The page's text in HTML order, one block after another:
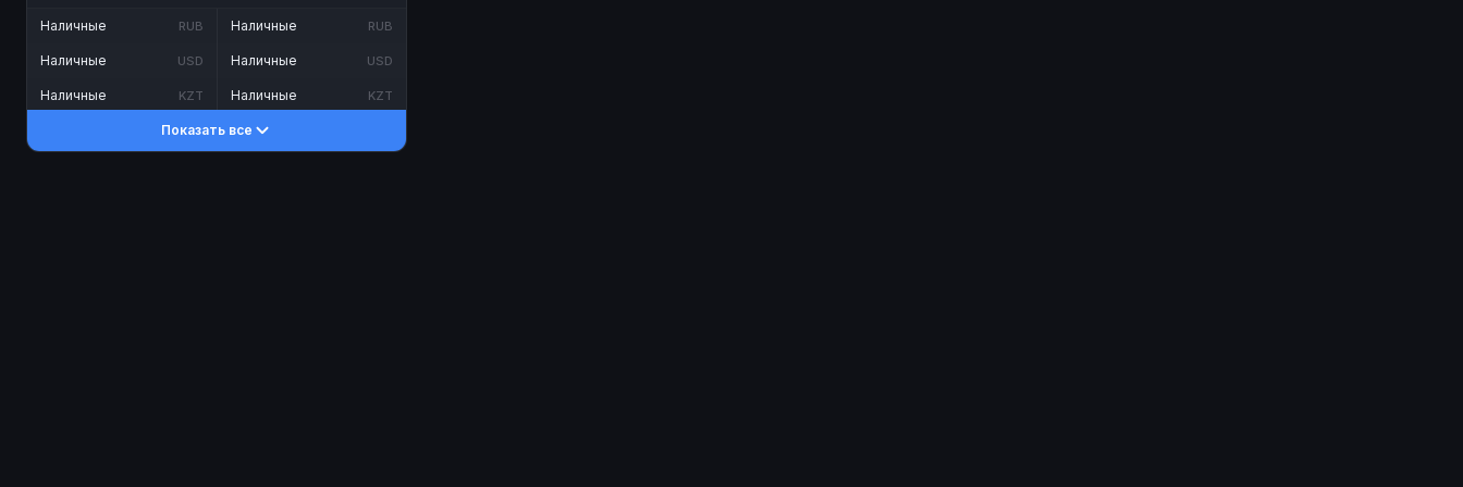
Наличные RUB
Наличные USD
Наличные KZT
Наличные RUB
Наличные USD
Наличные KZT
Показать все